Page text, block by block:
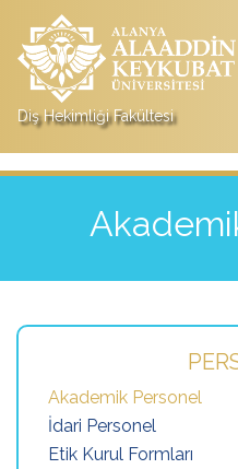
Diş Hekimliği Fakültesi
Akademik Personel
İdari Personel
Etik Kurul Formları